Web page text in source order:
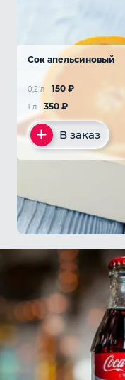
Сок апельсиновый
150 ₽
0,2 л
350 ₽
1 л
В заказ